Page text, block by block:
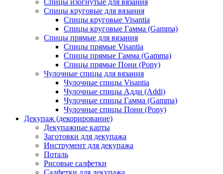
Спицы изогнутые для вязания
Спицы круговые для вязания
Спицы круговые Visantia
Спицы круговые Гамма (Gamma)
Спицы прямые для вязания
Спицы прямые Visantia
Спицы прямые Гамма (Gamma)
Спицы прямые Пони (Pony)
Чулочные спицы для вязания
Чулочные спицы Visantia
Чулочные спицы Адди (Addi)
Чулочные спицы Гамма (Gamma)
Чулочные спицы Пони (Pony)
Декупаж (декорирование)
Декупажные карты
Заготовки для декупажа
Инструмент для декупажа
Поталь
Рисовые салфетки
Салфетки для декупажа